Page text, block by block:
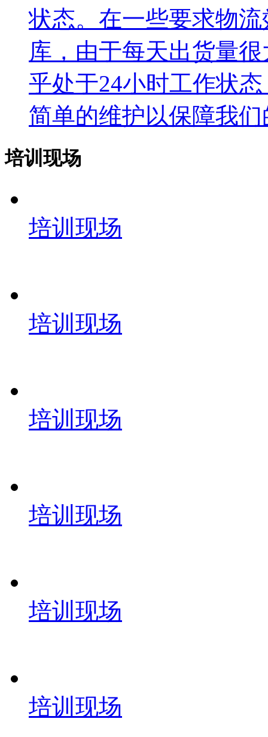
状态。在一些要求物
库，由于每天出货量
乎处于24小时工作状
简单的维护以保障我
培训现场
培训现场
培训现场
培训现场
培训现场
培训现场
培训现场